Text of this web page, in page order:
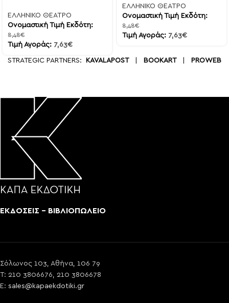
ΕΛΛΗΝΙΚΟ ΘΕΑΤΡΟ
Ονομαστική Τιμή Εκδότη:
8,48€
Τιμή Αγοράς: 7,63€
ΕΛΛΗΝΙΚΟ ΘΕΑΤΡΟ
Ονομαστική Τιμή Εκδότη:
8,48€
Τιμή Αγοράς: 7,63€
STRATEGIC PARTNERS: KAVALAPOST| BOOKART| PROWEB
ΕΚΔΟΣΕΙΣ - ΒΙΒΛΙΟΠΩΛΕΙΟ
Σόλωνος 103, Αθήνα, 106 79
T: 210 3806676, 210 3806678
E: sales@kapaekdotiki.gr